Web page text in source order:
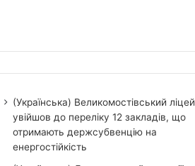
(Українська) Великомостівський ліцей
увійшов до переліку 12 закладів, що
отримають держсубвенцію на
енергостійкість